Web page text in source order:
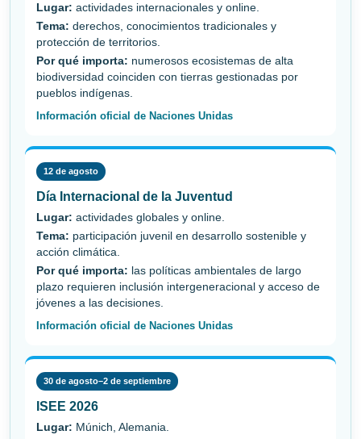
Lugar: actividades internacionales y online.
Tema: derechos, conocimientos tradicionales y
protección de territorios.
Por qué importa: numerosos ecosistemas de alta
biodiversidad coinciden con tierras gestionadas por
pueblos indígenas.
Información oficial de Naciones Unidas
12 de agosto
Día Internacional de la Juventud
Lugar: actividades globales y online.
Tema: participación juvenil en desarrollo sostenible y
acción climática.
Por qué importa: las políticas ambientales de largo
plazo requieren inclusión intergeneracional y acceso de
jóvenes a las decisiones.
Información oficial de Naciones Unidas
30 de agosto–2 de septiembre
ISEE 2026
Lugar: Múnich, Alemania.